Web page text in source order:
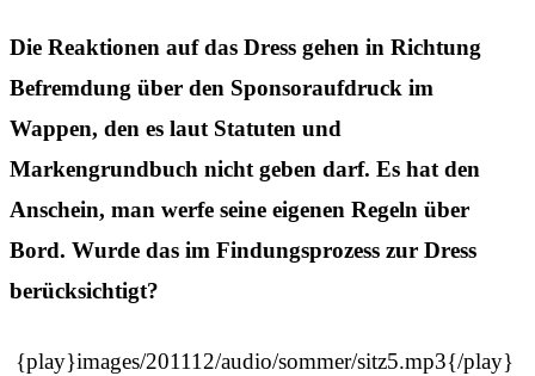
Die Reaktionen auf das Dress gehen in Richtung
Befremdung über den Sponsoraufdruck im
Wappen, den es laut Statuten und
Markengrundbuch nicht geben darf. Es hat den
Anschein, man werfe seine eigenen Regeln über
Bord. Wurde das im Findungsprozess zur Dress
berücksichtigt?
{play}images/201112/audio/sommer/sitz5.mp3{/play}